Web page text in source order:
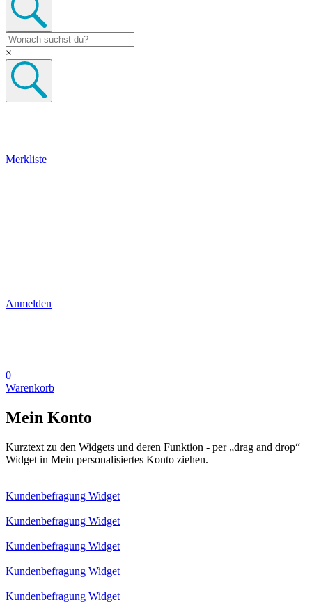
×
Merkliste
Anmelden
0
Warenkorb
Mein Konto
Kurztext zu den Widgets und deren Funktion - per „drag and drop“
Widget in Mein personalisiertes Konto ziehen.
Kundenbefragung Widget
Kundenbefragung Widget
Kundenbefragung Widget
Kundenbefragung Widget
Kundenbefragung Widget